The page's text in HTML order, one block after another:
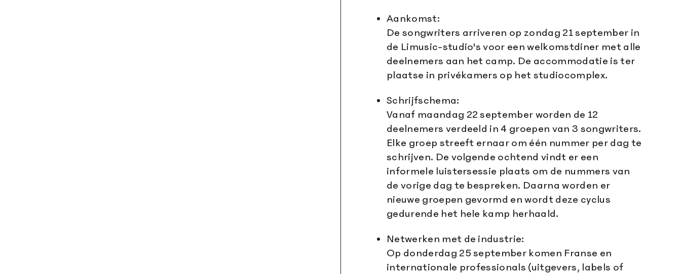
Aankomst:
De songwriters arriveren op zondag 21 september in
de Limusic-studio's voor een welkomstdiner met alle
deelnemers aan het camp. De accommodatie is ter
plaatse in privékamers op het studiocomplex.
Schrijfschema:
Vanaf maandag 22 september worden de 12
deelnemers verdeeld in 4 groepen van 3 songwriters.
Elke groep streeft ernaar om één nummer per dag te
schrijven. De volgende ochtend vindt er een
informele luistersessie plaats om de nummers van
de vorige dag te bespreken. Daarna worden er
nieuwe groepen gevormd en wordt deze cyclus
gedurende het hele kamp herhaald.
Netwerken met de industrie:
Op donderdag 25 september komen Franse en
internationale professionals (uitgevers, labels of